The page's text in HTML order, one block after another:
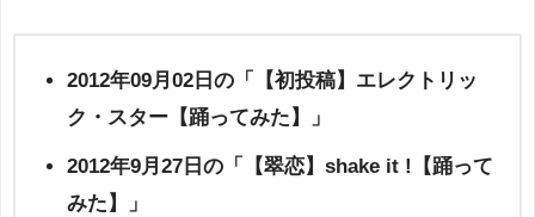
2012年09月02日の「【初投稿】エレクトリッ
ク・スター【踊ってみた】」
2012年9月27日の「【翠恋】shake it !【踊って
みた】」